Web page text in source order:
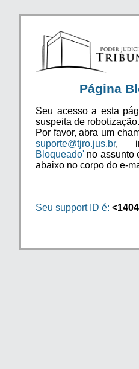
Página
Seu acesso a esta
suspeita de robotização.
Por favor, abra um
suporte@tjro.jus.br,
Bloqueado' no assunto
abaixo no corpo do e-
Seu support ID é: